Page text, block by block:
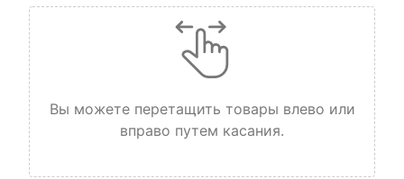
Вы можете перетащить товары влево или
вправо путем касания.